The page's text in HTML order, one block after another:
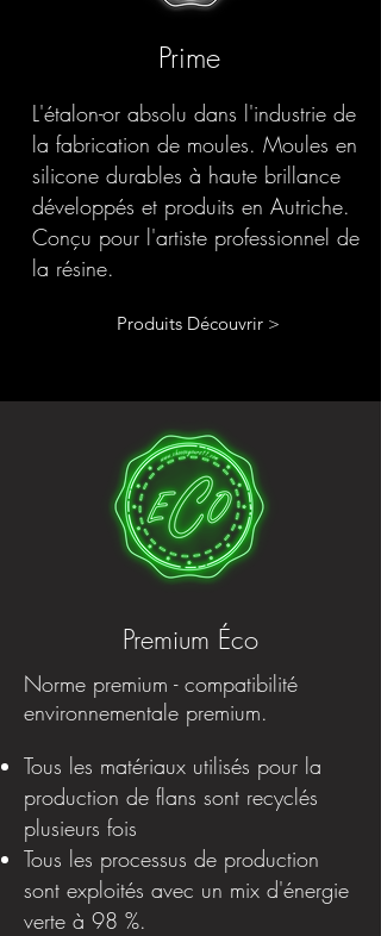
Prime
L'étalon-or absolu dans l'industrie de
la fabrication de moules. Moules en
silicone durables à haute brillance
développés et produits en Autriche.
Conçu pour l'artiste professionnel de
la résine.
Produits Découvrir >
Premium Éco
Norme premium - compatibilité
environnementale premium.
Tous les matériaux utilisés pour la
production de flans sont recyclés
plusieurs fois
Tous les processus de production
sont exploités avec un mix d'énergie
verte à 98 %.